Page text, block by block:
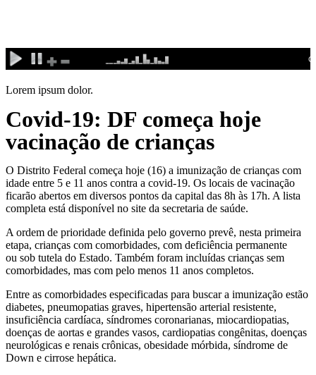
conteúdo
Lorem ipsum dolor.
Covid-19: DF começa hoje
vacinação de crianças
O Distrito Federal começa hoje (16) a imunização de crianças com
idade entre 5 e 11 anos contra a covid-19. Os locais de vacinação
ficarão abertos em diversos pontos da capital das 8h às 17h. A lista
completa está disponível no site da secretaria de saúde.
A ordem de prioridade definida pelo governo prevê, nesta primeira
etapa, crianças com comorbidades, com deficiência permanente
ou sob tutela do Estado. Também foram incluídas crianças sem
comorbidades, mas com pelo menos 11 anos completos.
Entre as comorbidades especificadas para buscar a imunização estão
diabetes, pneumopatias graves, hipertensão arterial resistente,
insuficiência cardíaca, síndromes coronarianas, miocardiopatias,
doenças de aortas e grandes vasos, cardiopatias congênitas, doenças
neurológicas e renais crônicas, obesidade mórbida, síndrome de
Down e cirrose hepática.